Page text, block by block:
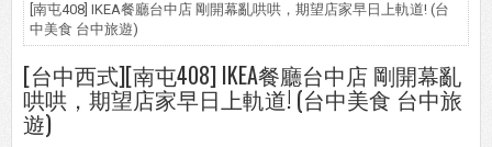
[南屯408] IKEA餐廳台中店 剛開幕亂哄哄，期望店家早日上軌道! (台
中美食 台中旅遊)
[台中西式][南屯408] IKEA餐廳台中店 剛開幕亂
哄哄，期望店家早日上軌道! (台中美食 台中旅
遊)